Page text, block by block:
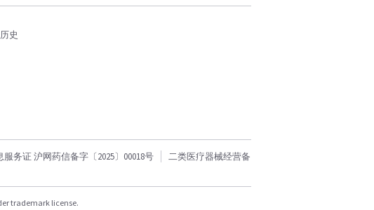
史
务证 沪网药信备字〔2025〕00018号
二类医疗器械经营备
trademark license.